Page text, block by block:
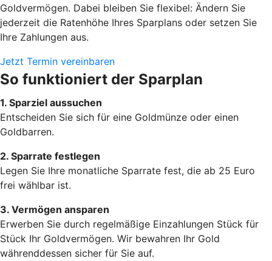
Goldvermögen. Dabei bleiben Sie flexibel: Ändern Sie
jederzeit die Ratenhöhe Ihres Sparplans oder setzen Sie
Ihre Zahlungen aus.
Jetzt Termin vereinbaren
So funktioniert der Sparplan
1. Sparziel aussuchen
Entscheiden Sie sich für eine Goldmünze oder einen
Goldbarren.
2. Sparrate festlegen
Legen Sie Ihre monatliche Sparrate fest, die ab 25 Euro
frei wählbar ist.
3. Vermögen ansparen
Erwerben Sie durch regelmäßige Einzahlungen Stück für
Stück Ihr Goldvermögen. Wir bewahren Ihr Gold
währenddessen sicher für Sie auf.